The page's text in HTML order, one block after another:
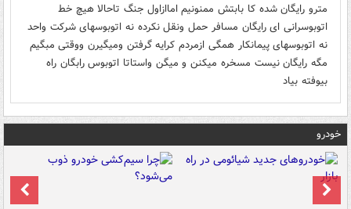
مترو رایگان شده کا بابتش ممنونیم اماازاول جنگ تاحالا هیچ خط
اتوبوسرانی ای رایگان مسافر حمل ونقل نکرده نه اتوبوسهای شرکت واحد
نه اتوبوسهای پیمانکار همگی ازمردم کرایه گرفتن ومیگیرن ووقتی مبگیم
مگه رایگان نیست مسخره میکنن و میگن واستاتا اتوبوس رابگان راه
بیوفته بیاد
خودرو